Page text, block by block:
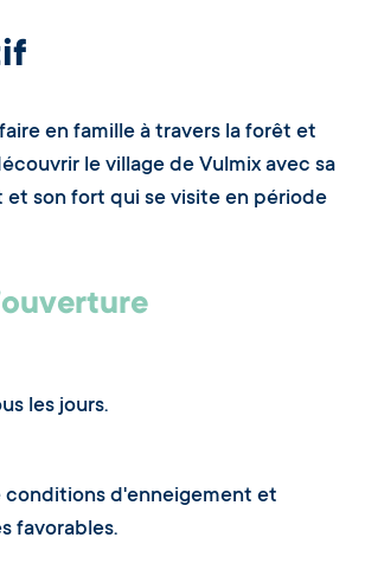
en famille à travers la forêt et
le village de Vulmix avec sa
et son fort qui se visite en période
les jours.
conditions d'enneigement et
favorables.